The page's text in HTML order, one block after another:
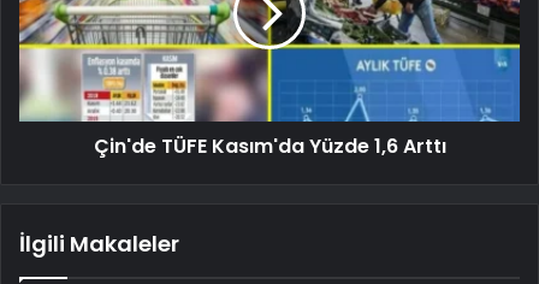
Çin'de TÜFE Kasım'da Yüzde 1,6 Arttı
İlgili Makaleler